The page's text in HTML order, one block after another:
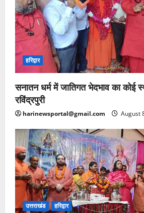
हरिद्वार
सनातन धर्म में जातिगत भेदभाव का कोई
रविंद्रपुरी
harinewsportal@gmail.com August
उत्तराखंड हरिद्वार